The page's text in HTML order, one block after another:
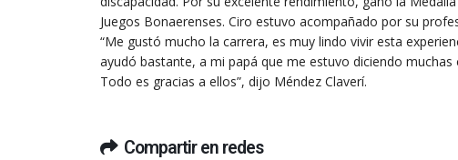
Juegos Bonaerenses. Ciro estuvo acompañado por su
“Me gustó mucho la carrera, es muy lindo vivir esta
ayudó bastante, a mi papá que me estuvo diciendo
Todo es gracias a ellos”, dijo Méndez Claverí.
Compartir en redes